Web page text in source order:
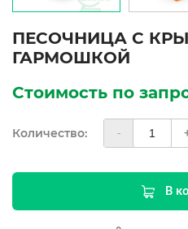
ПЕСОЧНИЦА С
ГАРМОШКОЙ
Стоимость по
Количество: -
В